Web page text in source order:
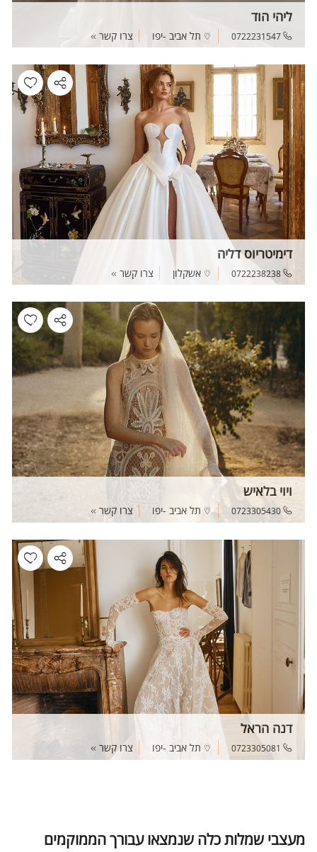
ליהי הוד
0722231547 תל אביב -יפו צרו קשר
דימיטריוס דליה
0722238238 אשקלון צרו קשר
ויוי בלאיש
0723305430 תל אביב -יפו צרו קשר
דנה הראל
0723305081 תל אביב -יפו צרו קשר
מעצבי שמלות כלה שנמצאו עבורך הממוקמים